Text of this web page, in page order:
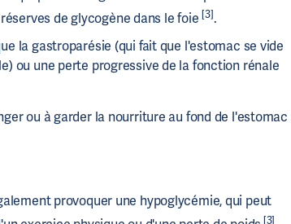
de glycogène dans le foie[3].
la gastroparésie (qui fait que l'estomac se vide
ou une perte progressive de la fonction rénale
ou à garder la nourriture au fond de l'estomac
provoquer une hypoglycémie, qui peut
[3]